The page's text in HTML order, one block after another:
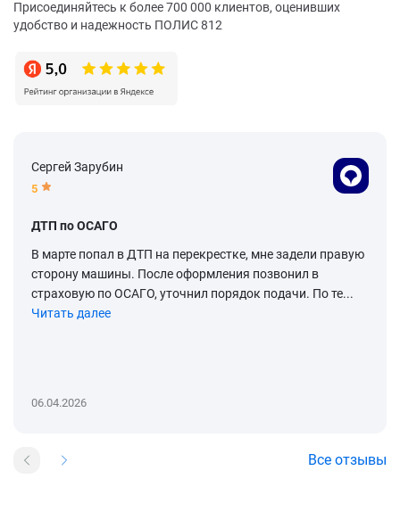
Присоединяйтесь к более 700 000 клиентов, оценивших
удобство и надежность ПОЛИС 812
Сергей Зарубин
5
ДТП по ОСАГО
В марте попал в ДТП на перекрестке, мне задели правую
сторону машины. После оформления позвонил в
страховую по ОСАГО, уточнил порядок подачи. По те...
Читать далее
06.04.2026
Все отзывы